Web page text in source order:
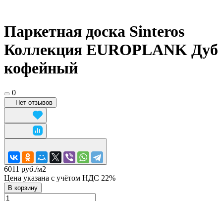
Паркетная доска Sinteros
Коллекция EUROPLANK Дуб
кофейный
0
Нет отзывов
6011 руб./м2
Цена указана с учётом НДС 22%
В корзину